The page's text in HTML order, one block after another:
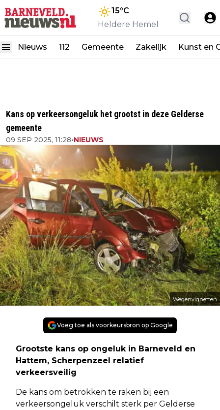
15°C
Heldere Hemel
Nieuws 112 Gemeente Zakelijk Kunst en
Kans op verkeersongeluk het grootst in deze Gelderse
gemeente
09 SEP 2025, 11:28•NIEUWS
Wegenvignetten
Voeg toe als voorkeursbron op Google
Grootste kans op ongeluk in Barneveld en
Hattem, Scherpenzeel relatief
verkeersveilig
De kans om betrokken te raken bij een
verkeersongeluk verschilt sterk per Gelderse